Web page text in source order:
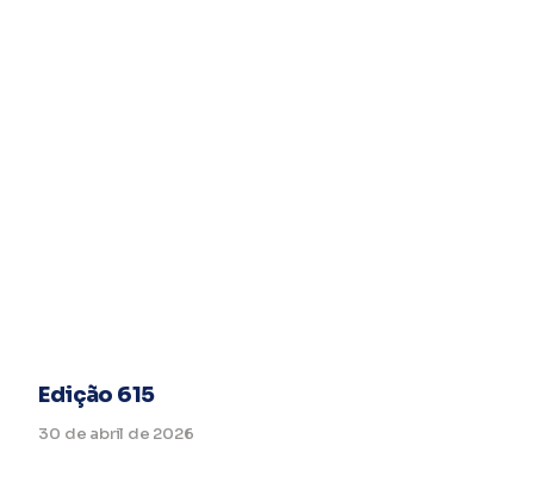
Edição 615
30 de abril de 2026